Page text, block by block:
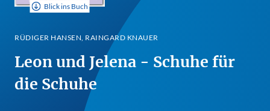
Blick ins Buch
RÜDIGER HANSEN, RAINGARD KNAUER
Leon und Jelena - Schuhe für
die Schuhe